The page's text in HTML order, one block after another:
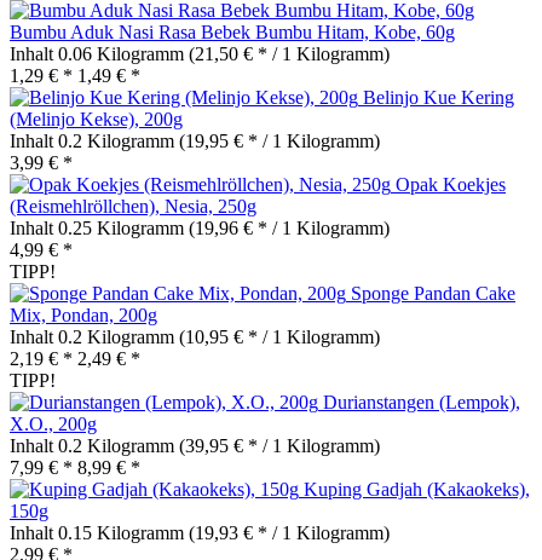
Bumbu Aduk Nasi Rasa Bebek Bumbu Hitam, Kobe, 60g
Inhalt 0.06 Kilogramm (21,50 € * / 1 Kilogramm)
1,29 € * 1,49 € *
Belinjo Kue Kering
(Melinjo Kekse), 200g
Inhalt 0.2 Kilogramm (19,95 € * / 1 Kilogramm)
3,99 € *
Opak Koekjes
(Reismehlröllchen), Nesia, 250g
Inhalt 0.25 Kilogramm (19,96 € * / 1 Kilogramm)
4,99 € *
TIPP!
Sponge Pandan Cake
Mix, Pondan, 200g
Inhalt 0.2 Kilogramm (10,95 € * / 1 Kilogramm)
2,19 € * 2,49 € *
TIPP!
Durianstangen (Lempok),
X.O., 200g
Inhalt 0.2 Kilogramm (39,95 € * / 1 Kilogramm)
7,99 € * 8,99 € *
Kuping Gadjah (Kakaokeks),
150g
Inhalt 0.15 Kilogramm (19,93 € * / 1 Kilogramm)
2,99 € *